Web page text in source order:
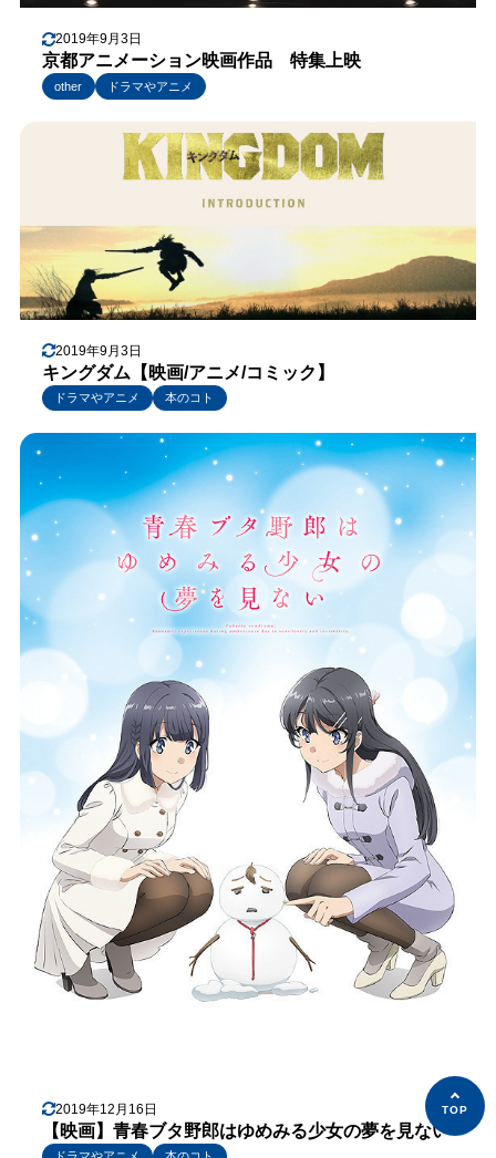
2019年9月3日
京都アニメーション映画作品 特集上映
other ドラマやアニメ
2019年9月3日
キングダム【映画/アニメ/コミック】
ドラマやアニメ 本のコト
2019年12月16日
【映画】青春ブタ野郎はゆめみる少女の夢を見ない